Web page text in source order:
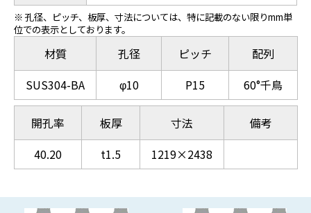
※ 孔径、ピッチ、板厚、寸法については、特に記載のない限りmm単
位での表示としております。
材質
SUS304-BA
孔径
φ10
ピッチ
P15
配列
60°千鳥
開孔率
40.20
板厚
t1.5
寸法
1219×2438
備考